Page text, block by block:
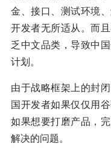
金、接口、测试环境
开发者无所适从。而
乏中文品类，导致中
计划。
由于战略框架上的封
国开发者如果仅仅用
如果想要打磨产品，
解决的问题。